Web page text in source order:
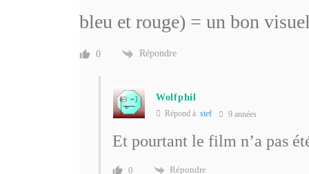
bleu et rouge) = un bon
0 Répondre
Wolfphil
Répond à stef 9 années
Et pourtant le film n’a pas
0 Répondre